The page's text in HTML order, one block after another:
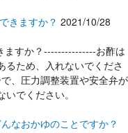
きますか？ 2021/10/28
ますか？---------------お酢は
るため、入れないでくださ
、圧力調整装置や安全弁が
でください。
なおかゆのことですか？